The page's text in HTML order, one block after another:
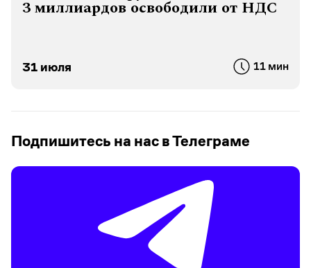
3 миллиардов освободили от НДС
31 июля 11 мин
Подпишитесь на нас в Телеграме